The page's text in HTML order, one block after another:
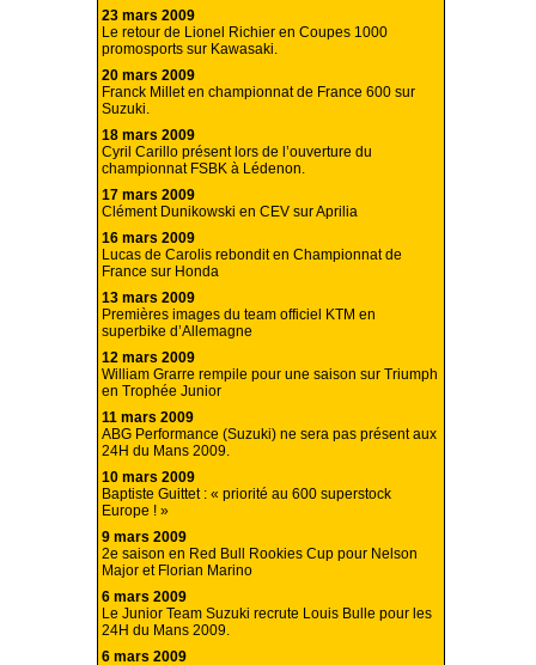
23 mars 2009
Le retour de Lionel Richier en Coupes 1000
promosports sur Kawasaki.
20 mars 2009
Franck Millet en championnat de France 600 sur
Suzuki.
18 mars 2009
Cyril Carillo présent lors de l’ouverture du
championnat FSBK à Lédenon.
17 mars 2009
Clément Dunikowski en CEV sur Aprilia
16 mars 2009
Lucas de Carolis rebondit en Championnat de
France sur Honda
13 mars 2009
Premières images du team officiel KTM en
superbike d’Allemagne
12 mars 2009
William Grarre rempile pour une saison sur Triumph
en Trophée Junior
11 mars 2009
ABG Performance (Suzuki) ne sera pas présent aux
24H du Mans 2009.
10 mars 2009
Baptiste Guittet : « priorité au 600 superstock
Europe ! »
9 mars 2009
2e saison en Red Bull Rookies Cup pour Nelson
Major et Florian Marino
6 mars 2009
Le Junior Team Suzuki recrute Louis Bulle pour les
24H du Mans 2009.
6 mars 2009